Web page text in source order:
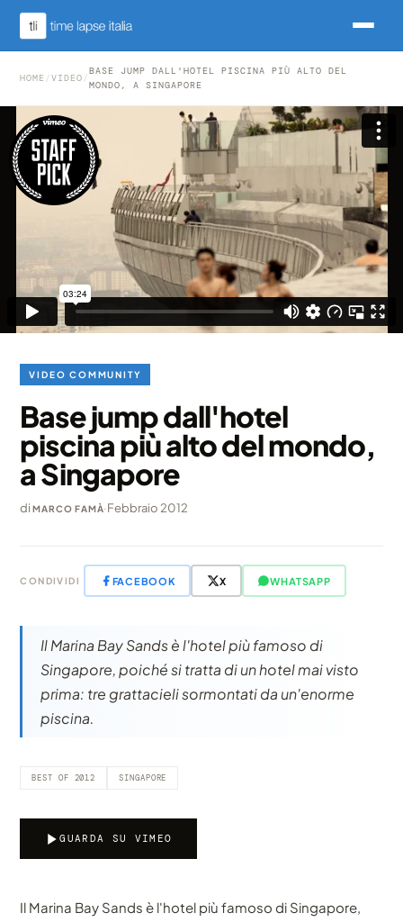
HOME /VIDEO /
BASE JUMP DALL'HOTEL PISCINA PIÙ ALTO DEL
MONDO, A SINGAPORE
VIDEO COMMUNITY
Base jump dall'hotel
piscina più alto del mondo,
a Singapore
diMARCO FAMÀ·Febbraio 2012
CONDIVIDI FACEBOOK X WHATSAPP
Il Marina Bay Sands è l'hotel più famoso di
Singapore, poiché si tratta di un hotel mai visto
prima: tre grattacieli sormontati da un'enorme
piscina.
BEST OF 2012 SINGAPORE
GUARDA SU VIMEO
Il Marina Bay Sands è l'hotel più famoso di Singapore,